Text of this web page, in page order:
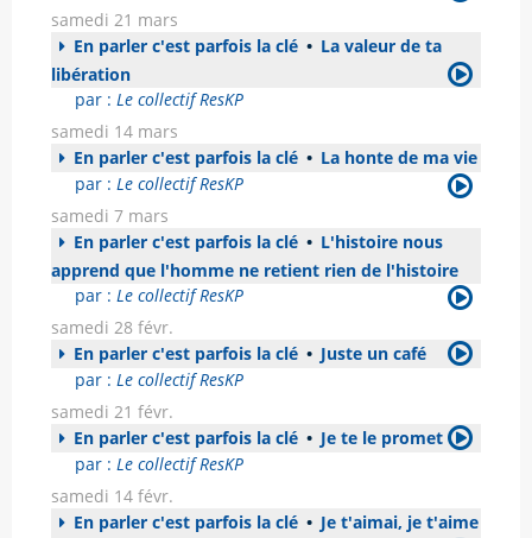
samedi 21 mars
En parler c'est parfois la clé • La valeur de ta
libération
par : Le collectif ResKP
samedi 14 mars
En parler c'est parfois la clé • La honte de ma vie
par : Le collectif ResKP
samedi 7 mars
En parler c'est parfois la clé • L'histoire nous
apprend que l'homme ne retient rien de l'histoire
par : Le collectif ResKP
samedi 28 févr.
En parler c'est parfois la clé • Juste un café
par : Le collectif ResKP
samedi 21 févr.
En parler c'est parfois la clé • Je te le promet
par : Le collectif ResKP
samedi 14 févr.
En parler c'est parfois la clé • Je t'aimai, je t'aime